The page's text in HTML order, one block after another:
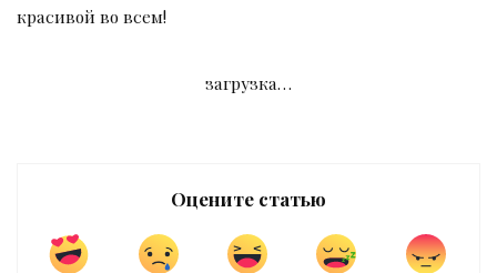
красивой во всем!
загрузка…
Оцените статью